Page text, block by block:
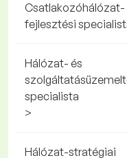
Csatlakozóhálózat-
fejlesztési
Hálózat- és
specialista
>
Hálózat-stratégiai